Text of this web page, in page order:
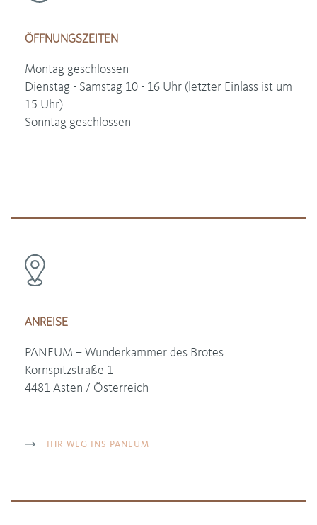
ÖFFNUNGSZEITEN
Montag geschlossen
Dienstag - Samstag 10 - 16 Uhr (letzter Einlass ist um
15 Uhr)
Sonntag geschlossen
ANREISE
PANEUM – Wunderkammer des Brotes
Kornspitzstraße 1
4481 Asten / Österreich
IHR WEG INS PANEUM